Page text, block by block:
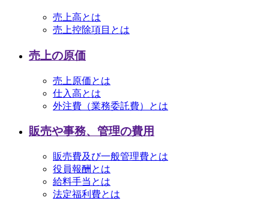
売上高とは
売上控除項目とは
売上の原価
売上原価とは
仕入高とは
外注費（業務委託費）とは
販売や事務、管理の費用
販売費及び一般管理費とは
役員報酬とは
給料手当とは
法定福利費とは